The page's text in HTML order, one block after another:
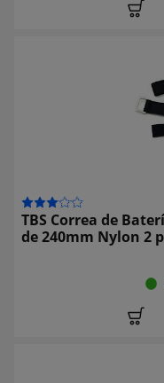
TBS Correa de
de 240mm Nylon 2